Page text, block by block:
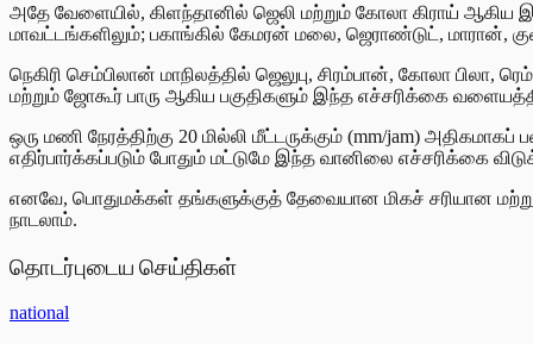
அதே வேளையில், கிளந்தானில் ஜெலி மற்றும் கோலா கிராய் ஆகிய
மாவட்டங்களிலும்; பகாங்கில் கேமரன் மலை, ஜெராண்டுட், மாரான்,
நெகிரி செம்பிலான் மாநிலத்தில் ஜெலுபு, சிரம்பான், கோலா
மற்றும் ஜோகூர் பாரு ஆகிய பகுதிகளும் இந்த எச்சரிக்கை
ஒரு மணி நேரத்திற்கு 20 மில்லி மீட்டருக்கும் (mm/jam)
எதிர்பார்க்கப்படும் போதும் மட்டுமே இந்த வானிலை எச்சரிக்கை
எனவே, பொதுமக்கள் தங்களுக்குத் தேவையான மிகச் சரியான
நாடலாம்.
தொடர்புடைய செய்திகள்
national